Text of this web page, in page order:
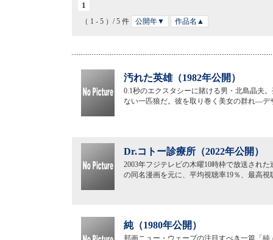
1
（ 1 - 5 ）/ 5 件 公開年▼ 作品名▲
汚れた英雄（1982年公開）
0.1秒のエクスタシーに賭ける男・北島晶夫
ない一匹狼だ。彼を取り巻く美女の群れ―デ
Dr.コトー診療所（2022年公開）
2003年フジテレビの木曜10時枠で放送され
の同名漫画を元に、平均視聴率19％、最高
純（1980年公開）
邦画ニュー・ウェーブの注目すべき一篇「